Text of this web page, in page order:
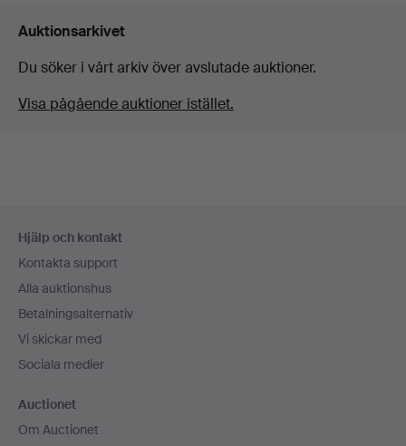
Auktionsarkivet
Du söker i vårt arkiv över avslutade auktioner.
Visa pågående auktioner istället.
Hjälp och kontakt
Kontakta support
Alla auktionshus
Betalningsalternativ
Vi skickar med
Sociala medier
Auctionet
Om Auctionet